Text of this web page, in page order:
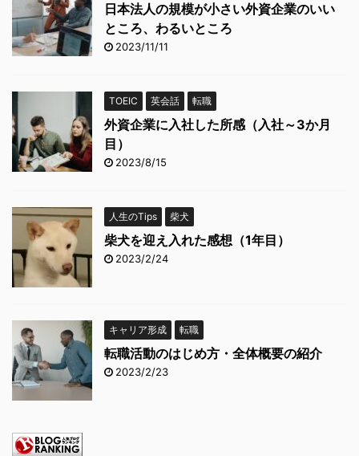
日本法人の規模が小さい外資企業のいい
ところ、わるいところ
2023/11/11
TOEIC 英会話 転職
外資企業に入社した所感（入社～3か月
目）
2023/8/15
人生のTips 柴犬
柴犬を迎え入れた感想（1年目）
2023/2/24
キャリア形成 転職
転職活動のはじめ方・全体概要の紹介
2023/2/23